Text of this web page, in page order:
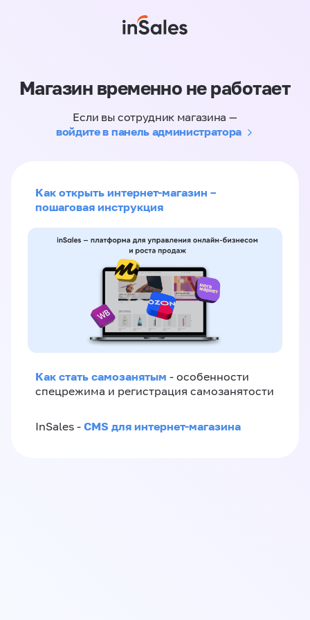
Магазин временно не работает
Если вы сотрудник магазина —
войдите в панель администратора
Как открыть интернет-магазин –
пошаговая инструкция
Как стать самозанятым - особенности
спецрежима и регистрация самозанятости
InSales - CMS для интернет-магазина